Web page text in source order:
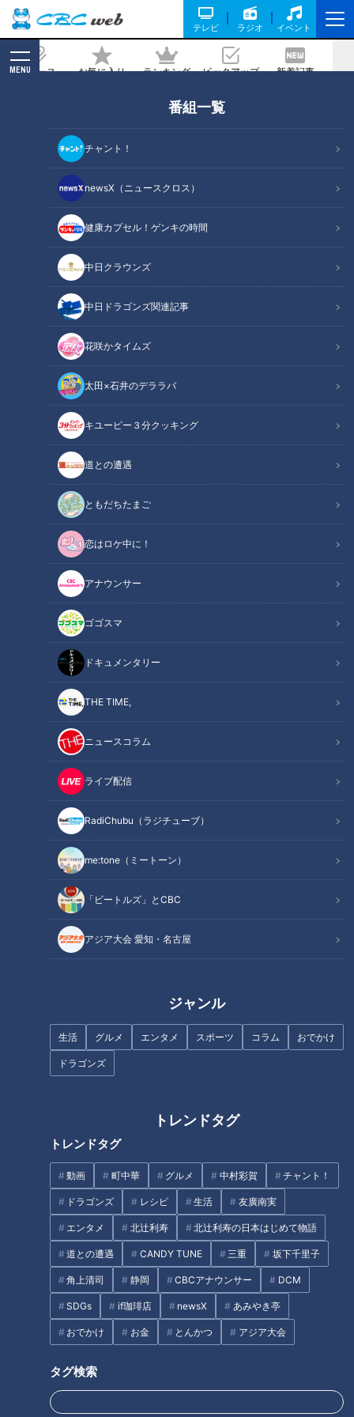
テレビ ラジオ イベント
ニュース お気に入り ランキング ピックアップ 新着記事
MENU
番組一覧
チャント！
newsX（ニュースクロス）
健康カプセル！ゲンキの時間
中日クラウンズ
中日ドラゴンズ関連記事
花咲かタイムズ
太田×石井のデララバ
キユーピー３分クッキング
道との遭遇
ともだちたまご
恋はロケ中に！
アナウンサー
ゴゴスマ
ドキュメンタリー
THE TIME,
ニュースコラム
ライブ配信
RadiChubu（ラジチューブ）
me:tone（ミートーン）
「ビートルズ」とCBC
アジア大会 愛知・名古屋
ジャンル
生活 グルメ エンタメ スポーツ コラム おでかけ
ドラゴンズ
トレンドタグ
トレンドタグ
動画 町中華 グルメ 中村彩賀 チャント！
ドラゴンズ レシピ 生活 友廣南実
エンタメ 北辻利寿 北辻利寿の日本はじめて物語
道との遭遇 CANDY TUNE 三重 坂下千里子
角上清司 静岡 CBCアナウンサー DCM
SDGs if珈琲店 newsX あみやき亭
おでかけ お金 とんかつ アジア大会
タグ検索
通学級に通いたい！」 “障害”と“健常”の
間にたちはだかる壁とは！？ 「がっこう
へ行こう」ドキュメンタリー
2021/06/30 19:00
ドキュメンタリー
長編ドキュメンタリー
空を見上げて、暮らしています。
目に映るのは、
太陽と、
高速道路の高架橋、
そして、緑。
好きで、上を見ているわけではありませんが、
これが彼女の「世界」。
林京香（はやしきょうか）ちゃん（当時7歳）
生まれつき、全身の筋力が失われてゆく脊髄性筋萎縮症で、
人工呼吸器をつけて生活しています。
確率は10万人に1人の難病で、治療法は見つかっていません。
時折、呼吸器を外してのどにチューブを差し込み、
たんを吸いとらなければなりません。
この間は息が止まっています。
京香ちゃんの願いは
「みんなと同じ」地元の小学校へ行くこと。
しかし、“健常”と“障害”の壁は想像以上に高く・・・
１年間にわたる密着取材で見えてきたものとは？
この記事の画像を見る
【“お騒がせ元議員”宮崎謙介 今
○○で大成功！】あと10分、生
でしゃべります#57
ゴゴスマ生配信＃９【古舘伊知
郎 石井アナの股間の話が止ま
らない】
“闘将”星野仙一のリーダーシッ
プに酔いしれた日～ドラゴンズ